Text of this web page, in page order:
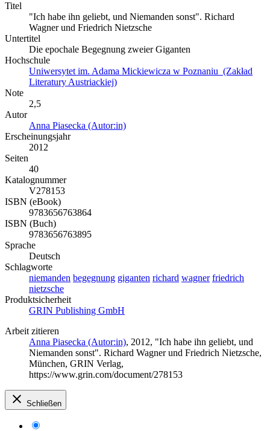
Titel
"Ich habe ihn geliebt, und Niemanden sonst". Richard
Wagner und Friedrich Nietzsche
Untertitel
Die epochale Begegnung zweier Giganten
Hochschule
Uniwersytet im. Adama Mickiewicza w Poznaniu (Zakład
Literatury Austriackiej)
Note
2,5
Autor
Anna Piasecka (Autor:in)
Erscheinungsjahr
2012
Seiten
40
Katalognummer
V278153
ISBN (eBook)
9783656763864
ISBN (Buch)
9783656763895
Sprache
Deutsch
Schlagworte
niemanden begegnung giganten richard wagner friedrich
nietzsche
Produktsicherheit
GRIN Publishing GmbH
Arbeit zitieren
Anna Piasecka (Autor:in), 2012, "Ich habe ihn geliebt, und
Niemanden sonst". Richard Wagner und Friedrich Nietzsche,
München, GRIN Verlag,
https://www.grin.com/document/278153
Schließen